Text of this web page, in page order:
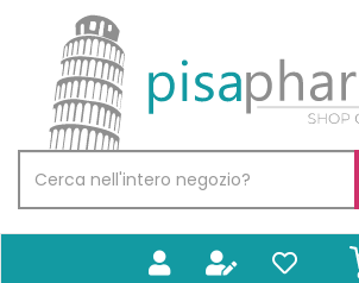
PisaPharma
Prodotto